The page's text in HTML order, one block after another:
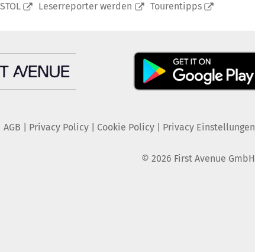
Leserreporter werden Tourentipps
AGB Privacy Policy| Cookie Policy| Privacy Einstellungen
© 2026 First Avenue GmbH